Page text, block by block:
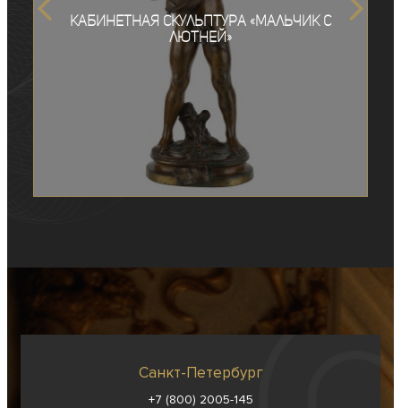
Кабинетная скульптура «Мальчик с
лютней»
Санкт-Петербург
+7 (800) 2005-145